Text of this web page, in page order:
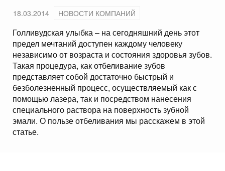
18.03.2014 НОВОСТИ КОМПАНИЙ
Голливудская улыбка – на сегодняшний день этот
предел мечтаний доступен каждому человеку
независимо от возраста и состояния здоровья зубов.
Такая процедура, какотбеливание зубов
представляет собой достаточно быстрый и
безболезненный процесс, осуществляемый как с
помощью лазера, так и посредством нанесения
специального раствора на поверхность зубной
эмали. О пользе отбеливания мы расскажем в этой
статье.